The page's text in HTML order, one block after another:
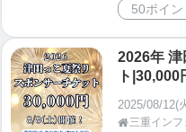
50ポイン
2026年
ト
2025/08/12(
